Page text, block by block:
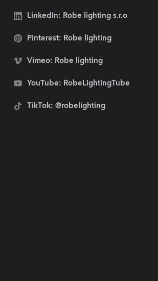
LinkedIn: Robe lighting s.r.o
Pinterest: Robe lighting
Vimeo: Robe lighting
YouTube: RobeLightingTube
TikTok: @robelighting